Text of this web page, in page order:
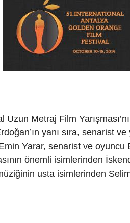
Metraj Film
yanı sıra, senarist
Yarar, senarist ve oyuncu
önemli isimlerinden
usta isimlerinden